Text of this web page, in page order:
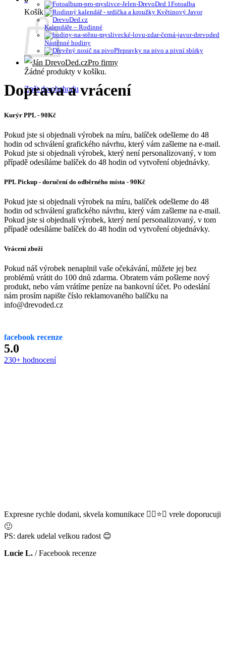
Košík
Žádné produkty v košíku.
Zpět do obchodu
Fotoalba
Kalendáře – Rodinné
Nástěnné hodiny
Přepravky na pivo a pivní sbírky
Pro firmy
Doprava a vrácení
Kurýr PPL - 90Kč
Pokud jste si objednali výrobek na míru, balíček odešleme do 48
hodin od schválení grafického návrhu, který vám zašleme na e-mail.
Pokud jste si objednali výrobek, který není personalizovaný, v tom
případě odesíláme balíček do 48 hodin od vytvoření objednávky.
PPL Pickup - doručení do odběrného místa - 90Kč
Pokud jste si objednali výrobek na míru, balíček odešleme do 48
hodin od schválení grafického návrhu, který vám zašleme na e-mail.
Pokud jste si objednali výrobek, který není personalizovaný, v tom
případě odesíláme balíček do 48 hodin od vytvoření objednávky.
Vrácení zboží
Pokud náš výrobek nenaplnil vaše očekávání, můžete jej bez
problémů vrátit do 100 dnů zdarma. Obratem vám pošleme nový
produkt, nebo vám vrátíme peníze na bankovní účet. Po odeslání
nám prosím napište číslo reklamovaného balíčku na
info@drevoded.cz
facebook recenze
5.0
230+ hodnocení
Expresne rychle dodani, skvela komunikace 👌🏻⭐️😊 vrele doporucuji
🙂
PS: darek udelal velkou radost 😊
Lucie L. /Facebook recenze